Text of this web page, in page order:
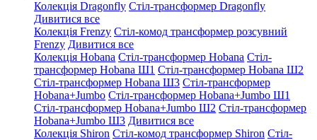
Колекція Dragonfly Стіл-трансформер Dragonfly
Дивитися все
Колекція Frenzy Стіл-комод трансформер розсувний
Frenzy Дивитися все
Колекція Hobana Стіл-трансформер Hobana Стіл-
трансформер Hobana Ш1 Стіл-трансформер Hobana Ш2
Стіл-трансформер Hobana Ш3 Стіл-трансформер
Hobana+Jumbo Стіл-трансформер Hobana+Jumbo Ш1
Стіл-трансформер Hobana+Jumbo Ш2 Стіл-трансформер
Hobana+Jumbo Ш3 Дивитися все
Колекція Shiron Стіл-комод трансформер Shiron Стіл-